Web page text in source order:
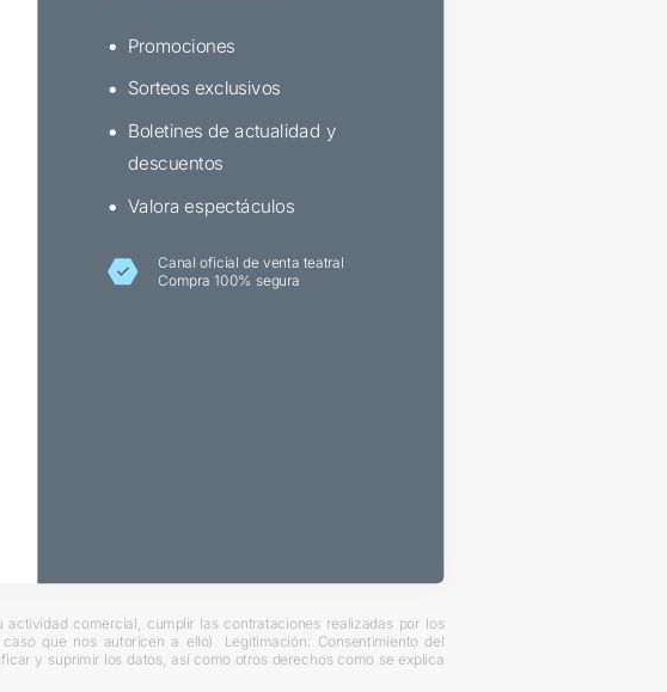
Promociones
Sorteos exclusivos
Boletines de actualidad y
descuentos
Valora espectáculos
Canal oficial de venta teatral
Compra 100% segura
actividad comercial, cumplir las contrataciones realizadas por los
que nos autoricen a ello). Legitimación: Consentimiento del
y suprimir los datos, así como otros derechos como se explica